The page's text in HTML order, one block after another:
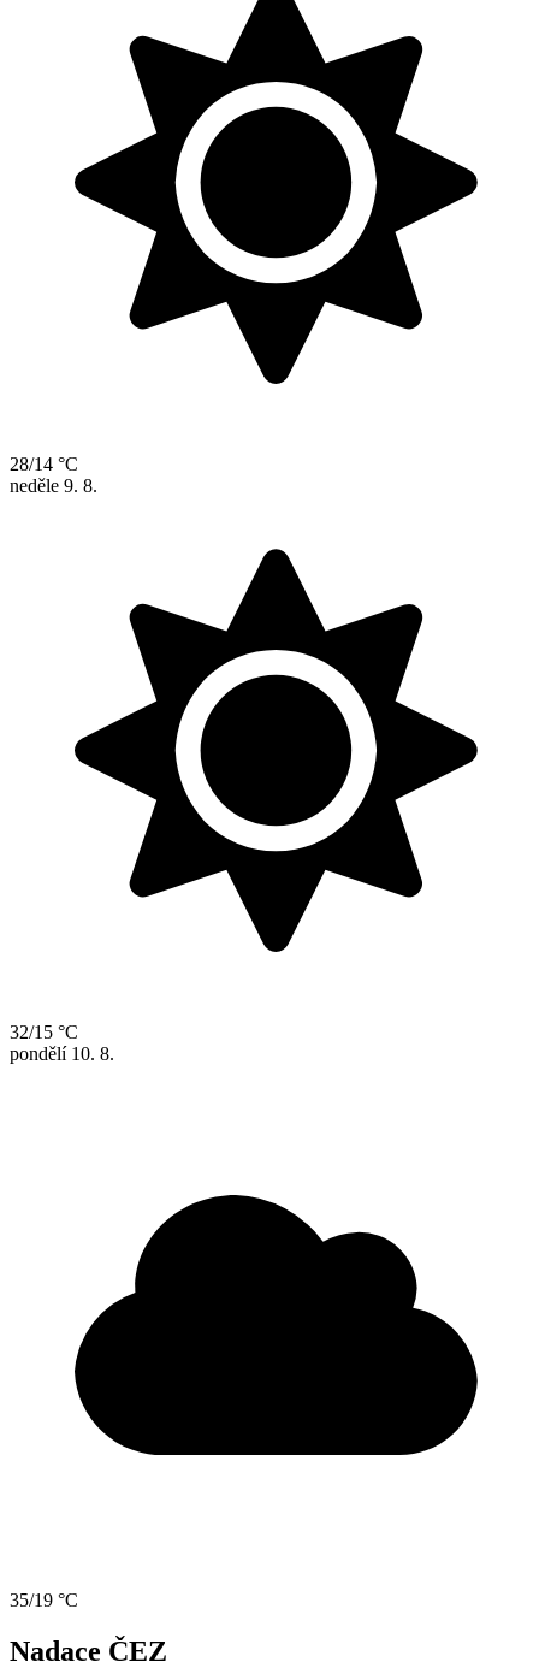
28/14 °C
neděle 9. 8.
32/15 °C
pondělí 10. 8.
35/19 °C
Nadace ČEZ